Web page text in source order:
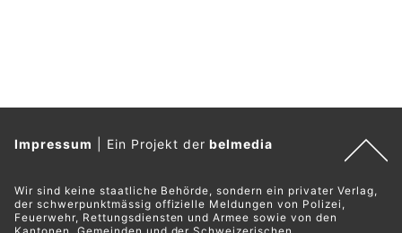
Impressum Ein Projekt derbelmedia
Wir sind keine staatliche Behörde, sondern ein privater Verlag,
der schwerpunktmässig offizielle Meldungen von Polizei,
Feuerwehr, Rettungsdiensten und Armee sowie von den